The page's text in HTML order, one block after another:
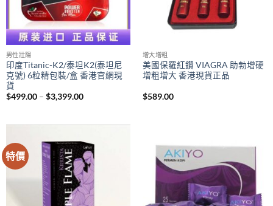
男性壯陽
印度Titanic-K2/泰坦K2(泰坦尼
克號) 6粒精包裝/盒 香港官網現
貨
$499.00 – $3,399.00Price
$3,399.00
增大增粗
美國保羅紅鑽 VIAGRA 助勃增硬
增粗增大 香港現貨正品
$589.00
特價